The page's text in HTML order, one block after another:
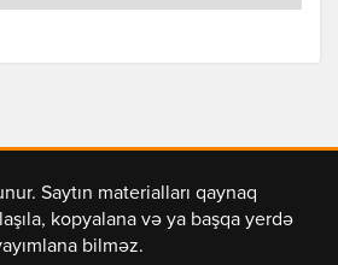
Saytın materialları qaynaq
kopyalana və ya başqa yerdə
bilməz.